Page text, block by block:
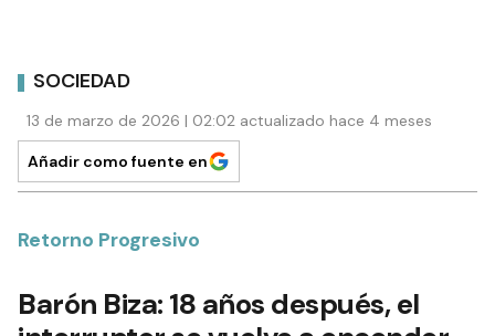
SOCIEDAD
13 de marzo de 2026 | 02:02 actualizado hace 4 meses
Añadir como fuente en
Retorno Progresivo
Barón Biza: 18 años después, el